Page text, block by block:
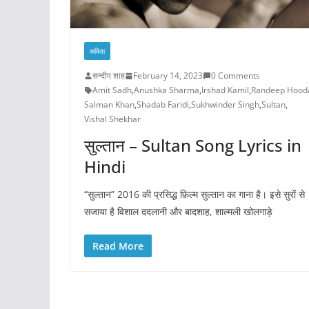
कविता
सन्दीप शाह February 14, 2023
0 Comments
Amit Sadh,Anushka Sharma,Irshad Kamil,Randeep
Salman Khan,Shadab Faridi,Sukhwinder Singh,Sultan,
Vishal Shekhar
सुल्तान – Sultan Song Lyrics in
Hindi
“सुल्तान” 2016 की प्रसिद्ध फ़िल्म सुल्तान का गाना है। इसे सुरों से
सजाया है विशाल ददलानी और बादशाह, शाल्मली खोलगाड़े
Read More